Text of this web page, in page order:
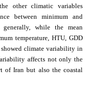
other climatic variables
between minimum and
generally, while the mean
temperature, HTU, GDD
climate variability in
affects not only the
of Iran but also the coastal